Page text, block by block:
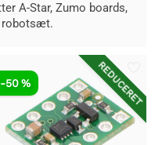
A-Star, Zumo boards,
robotsæt.
REDUCERET
-50 %